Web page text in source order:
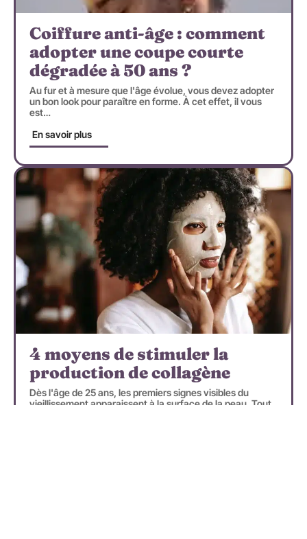
Coiffure anti-âge : comment
adopter une coupe courte
dégradée à 50 ans ?
Au fur et à mesure que l'âge évolue, vous devez adopter
un bon look pour paraître en forme. À cet effet, il vous
est…
En savoir plus
4 moyens de stimuler la
production de collagène
Dès l'âge de 25 ans, les premiers signes visibles du
vieillissement apparaissent à la surface de la peau. Tout